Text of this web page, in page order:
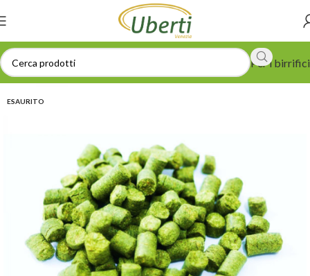
Per i birrifici
ESAURITO